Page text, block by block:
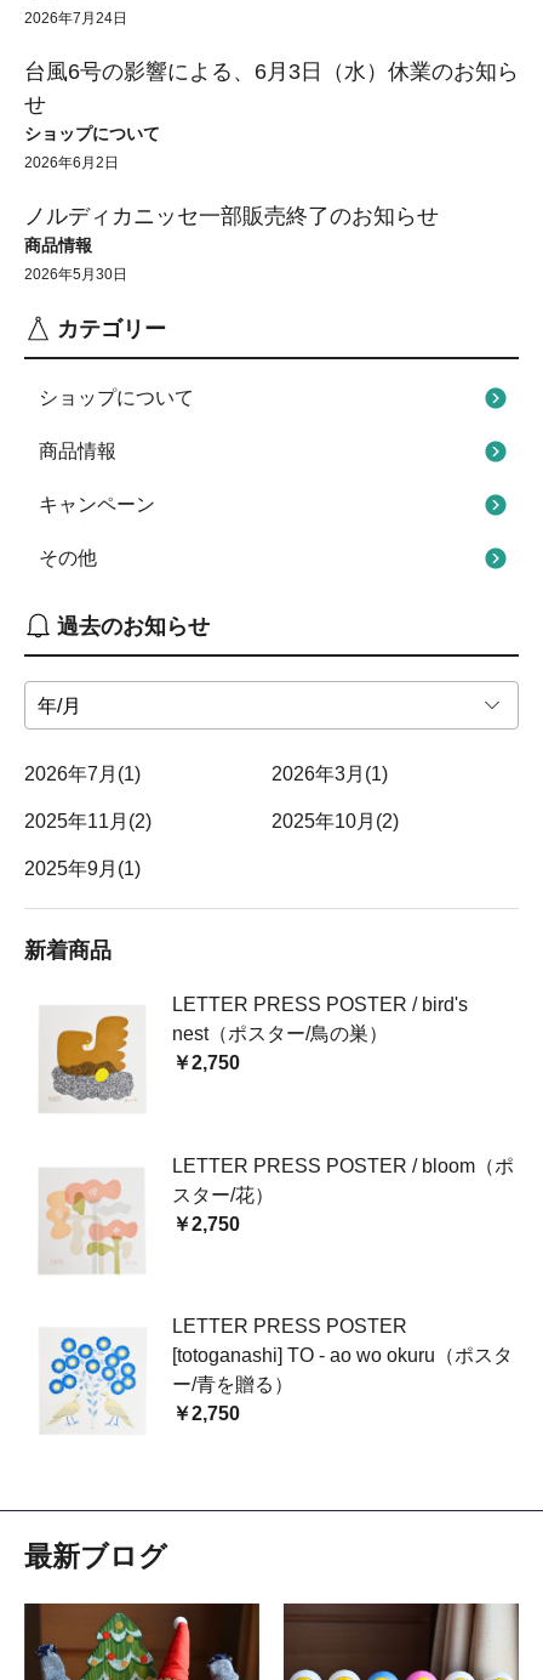
2026年7月24日
台風6号の影響による、6月3日（水）休業のお知ら
せ
ショップについて
2026年6月2日
ノルディカニッセ一部販売終了のお知らせ
商品情報
2026年5月30日
カテゴリー
ショップについて
商品情報
キャンペーン
その他
過去のお知らせ
2026年7月 (1) 2026年3月 (1)
2025年11月 (2) 2025年10月 (2)
2025年9月 (1)
新着商品
LETTER PRESS POSTER / bird's
nest（ポスター/鳥の巣）
￥2,750
LETTER PRESS POSTER / bloom（ポ
スター/花）
￥2,750
LETTER PRESS POSTER
[totoganashi] TO - ao wo okuru（ポスタ
ー/青を贈る）
￥2,750
最新ブログ